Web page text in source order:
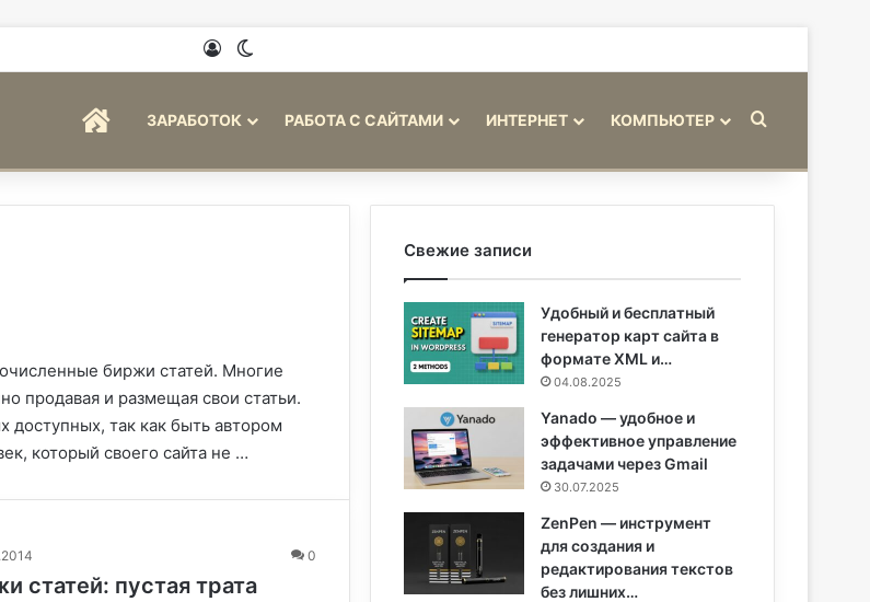
Войти
ГЛАВНАЯЗАРАБОТОК РАБОТА С САЙТАМИ ИНТЕРНЕТ КОМПЬЮТЕР
биржи статей. Многие
продавая и размещая свои статьи.
доступных, так как быть автором
который своего сайта не …
0
статей: пустая трата
Свежие записи
Удобный и бесплатный
генератор карт сайта в
формате XML и…
04.08.2025
Yanado — удобное и
эффективное управление
задачами через Gmail
30.07.2025
ZenPen — инструмент
для создания и
редактирования текстов
без лишних…